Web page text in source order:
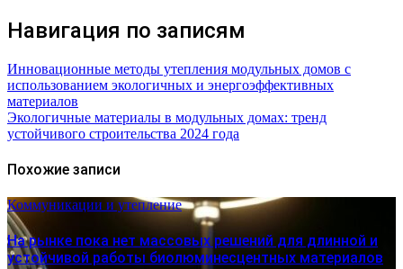
Навигация по записям
Инновационные методы утепления модульных домов с
использованием экологичных и энергоэффективных
материалов
Экологичные материалы в модульных домах: тренд
устойчивого строительства 2024 года
Похожие записи
Коммуникации и утепление
На рынке пока нет массовых решений для длинной и
устойчивой работы биолюминесцентных материалов